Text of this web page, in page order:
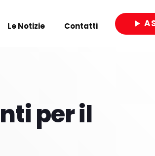
Le Notizie Contatti play_arrow
per il